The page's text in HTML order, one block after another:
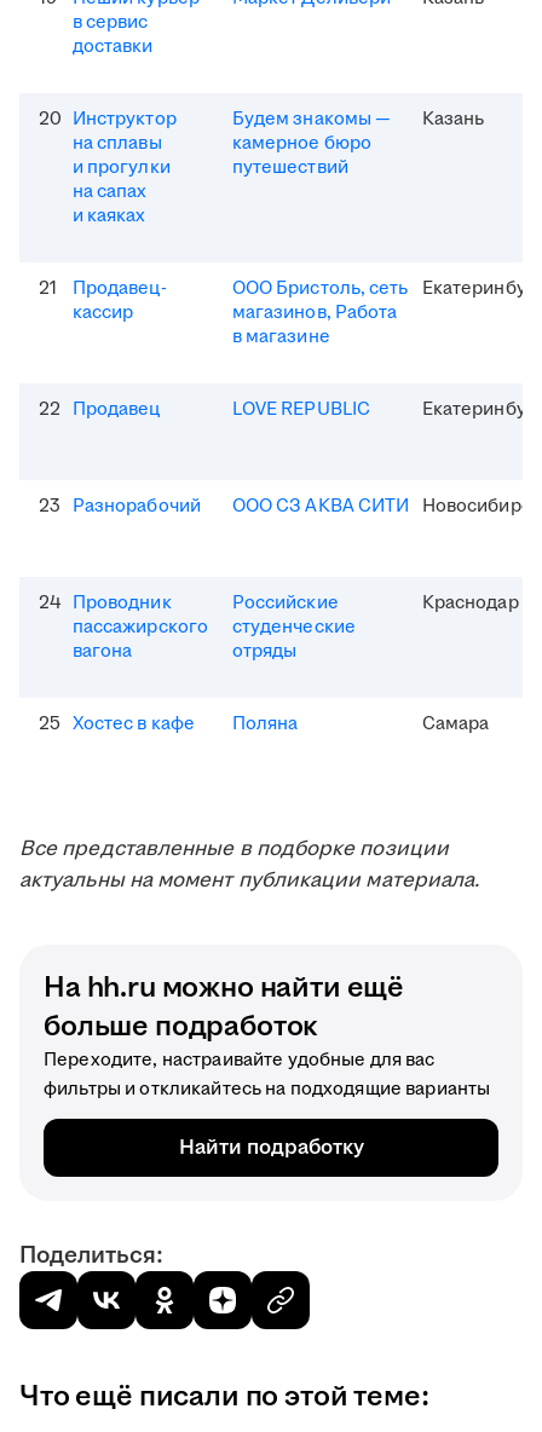
в сервис
доставки
20 Инструктор
на сплавы
и прогулки
на сапах
и каяках
Будем знакомы —
камерное бюро
путешествий
Казань
21
Продавец-
кассир
ООО Бристоль, сеть
магазинов, Работа
в магазине
22 Продавец LOVE REPUBLIC
23 Разнорабочий ООО СЗ АКВА СИТИ Новосибирск
24 Проводник
пассажирского
вагона
Российские
студенческие
отряды
Краснодар
25 Хостес в кафе Поляна Самара
Все представленные в подборке позиции
актуальны на момент публикации материала.
На hh.ru можно найти ещё
больше подработок
Переходите, настраивайте удобные для вас
фильтры и откликайтесь на подходящие варианты
Найти подработку
Поделиться:
Что ещё писали по этой теме: